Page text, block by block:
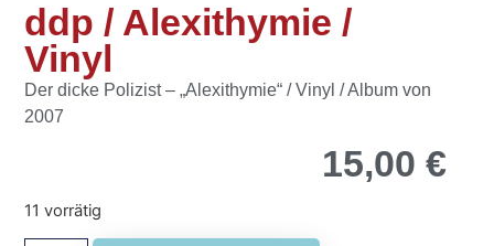
ddp / Alexithymie /
Vinyl
Der dicke Polizist – „Alexithymie“ / Vinyl / Album von
2007
15,00€
11 vorrätig